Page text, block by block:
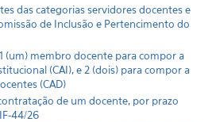
das categorias servidores docentes e
de Inclusão e Pertencimento do
(um) membro docente para compor a
(CAI), e 2 (dois) para compor a
(CAD)
de um docente, por prazo
44/26